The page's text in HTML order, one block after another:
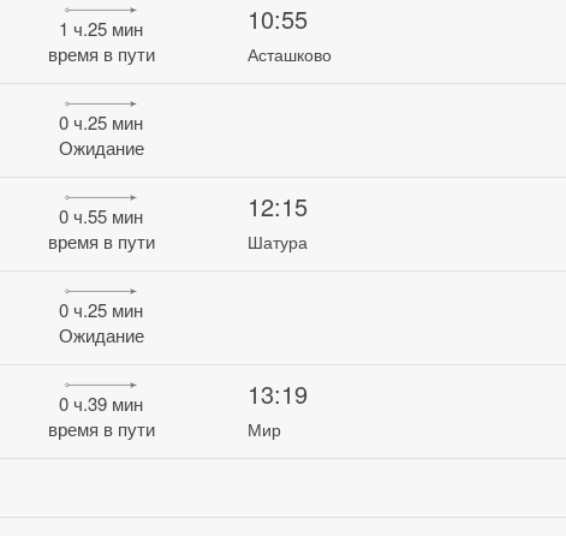
1 ч.25 мин
время в пути
10:55
Асташково
0 ч.25 мин
Ожидание
0 ч.55 мин
время в пути
12:15
Шатура
0 ч.25 мин
Ожидание
0 ч.39 мин
время в пути
13:19
Мир